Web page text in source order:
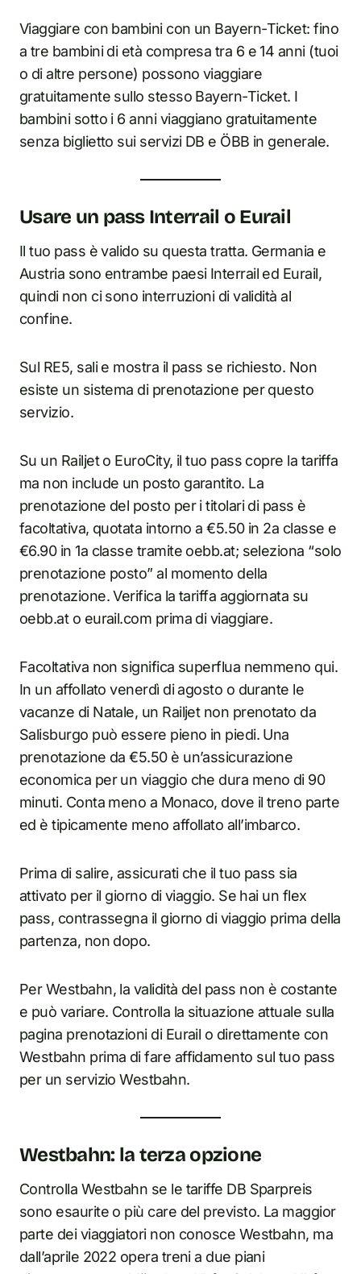
Viaggiare con bambini con un Bayern-Ticket: fino
a tre bambini di età compresa tra 6 e 14 anni (tuoi
o di altre persone) possono viaggiare
gratuitamente sullo stesso Bayern-Ticket. I
bambini sotto i 6 anni viaggiano gratuitamente
senza biglietto sui servizi DB e ÖBB in generale.
Usare un pass Interrail o Eurail
Il tuo pass è valido su questa tratta. Germania e
Austria sono entrambe paesi Interrail ed Eurail,
quindi non ci sono interruzioni di validità al
confine.
Sul RE5, sali e mostra il pass se richiesto. Non
esiste un sistema di prenotazione per questo
servizio.
Su un Railjet o EuroCity, il tuo pass copre la tariffa
ma non include un posto garantito. La
prenotazione del posto per i titolari di pass è
facoltativa, quotata intorno a €5.50 in 2a classe e
€6.90 in 1a classe tramite oebb.at; seleziona “solo
prenotazione posto” al momento della
prenotazione. Verifica la tariffa aggiornata su
oebb.at o eurail.com prima di viaggiare.
Facoltativa non significa superflua nemmeno qui.
In un affollato venerdì di agosto o durante le
vacanze di Natale, un Railjet non prenotato da
Salisburgo può essere pieno in piedi. Una
prenotazione da €5.50 è un’assicurazione
economica per un viaggio che dura meno di 90
minuti. Conta meno a Monaco, dove il treno parte
ed è tipicamente meno affollato all’imbarco.
Prima di salire, assicurati che il tuo pass sia
attivato per il giorno di viaggio. Se hai un flex
pass, contrassegna il giorno di viaggio prima della
partenza, non dopo.
Per Westbahn, la validità del pass non è costante
e può variare. Controlla la situazione attuale sulla
pagina prenotazioni di Eurail o direttamente con
Westbahn prima di fare affidamento sul tuo pass
per un servizio Westbahn.
Westbahn: la terza opzione
Controlla Westbahn se le tariffe DB Sparpreis
sono esaurite o più care del previsto. La maggior
parte dei viaggiatori non conosce Westbahn, ma
dall’aprile 2022 opera treni a due piani